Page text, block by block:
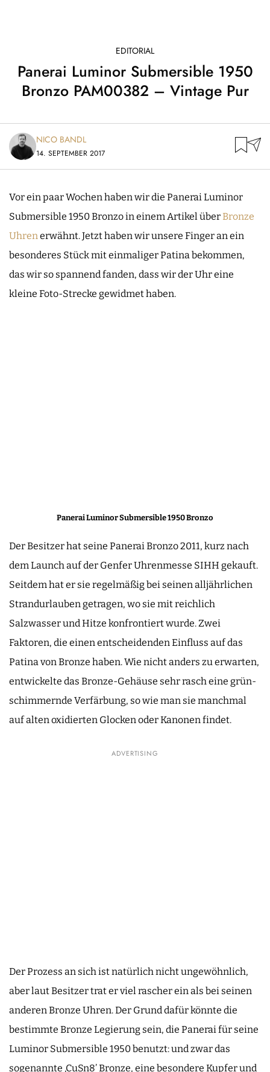
EDITORIAL
Panerai Luminor Submersible 1950
Bronzo PAM00382 – Vintage Pur
NICO BANDL
14. SEPTEMBER 2017
Vor ein paar Wochen haben wir die Panerai Luminor
Submersible 1950 Bronzo in einem Artikel überBronze
Uhrenerwähnt. Jetzt haben wir unsere Finger an ein
besonderes Stück mit einmaliger Patina bekommen,
das wir so spannend fanden, dass wir der Uhr eine
kleine Foto-Strecke gewidmet haben.
Panerai Luminor Submersible 1950 Bronzo
Der Besitzer hat seine Panerai Bronzo 2011, kurz nach
dem Launch auf der Genfer Uhrenmesse SIHH gekauft.
Seitdem hat er sie regelmäßig bei seinen alljährlichen
Strandurlauben getragen, wo sie mit reichlich
Salzwasser und Hitze konfrontiert wurde. Zwei
Faktoren, die einen entscheidenden Einfluss auf das
Patina von Bronze haben. Wie nicht anders zu erwarten,
entwickelte das Bronze-Gehäuse sehr rasch eine grün-
schimmernde Verfärbung, so wie man sie manchmal
auf alten oxidierten Glocken oder Kanonen findet.
ADVERTISING
Der Prozess an sich ist natürlich nicht ungewöhnlich,
aber laut Besitzer trat er viel rascher ein als bei seinen
anderen Bronze Uhren. Der Grund dafür könnte die
bestimmte Bronze Legierung sein, die Panerai für seine
Luminor Submersible 1950 benutzt: und zwar das
sogenannte ‚CuSn8’ Bronze, eine besondere Kupfer und